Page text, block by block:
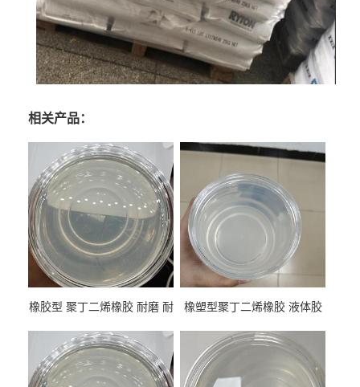
相关产品：
橡胶型 聚丁二烯橡胶 耐磨 耐
性
橡塑型聚丁二烯橡胶 液体胶
专用